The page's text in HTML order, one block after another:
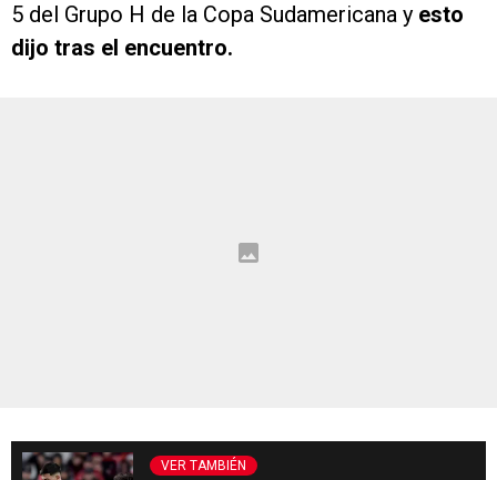
5 del Grupo H de la Copa Sudamericana y esto
dijo tras el encuentro.
VER TAMBIÉN